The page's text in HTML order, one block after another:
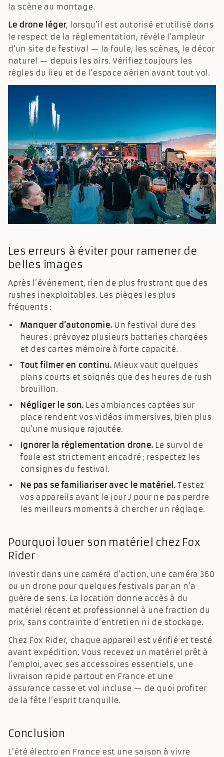
la scène au montage.
Le drone léger, lorsqu’il est autorisé et utilisé dans
le respect de la réglementation, révèle l’ampleur
d’un site de festival — la foule, les scènes, le décor
naturel — depuis les airs. Vérifiez toujours les
règles du lieu et de l’espace aérien avant tout vol.
Les erreurs à éviter pour ramener de
belles images
Après l’événement, rien de plus frustrant que des
rushes inexploitables. Les pièges les plus
fréquents :
Manquer d’autonomie. Un festival dure des
heures : prévoyez plusieurs batteries chargées
et des cartes mémoire à forte capacité.
Tout filmer en continu. Mieux vaut quelques
plans courts et soignés que des heures de rush
brouillon.
Négliger le son. Les ambiances captées sur
place rendent vos vidéos immersives, bien plus
qu’une musique rajoutée.
Ignorer la réglementation drone. Le survol de
foule est strictement encadré ; respectez les
consignes du festival.
Ne pas se familiariser avec le matériel. Testez
vos appareils avant le jour J pour ne pas perdre
les meilleurs moments à chercher un réglage.
Pourquoi louer son matériel chez Fox
Rider
Investir dans une caméra d’action, une caméra 360
ou un drone pour quelques festivals par an n’a
guère de sens. La location donne accès à du
matériel récent et professionnel à une fraction du
prix, sans contrainte d’entretien ni de stockage.
Chez Fox Rider, chaque appareil est vérifié et testé
avant expédition. Vous recevez un matériel prêt à
l’emploi, avec ses accessoires essentiels, une
livraison rapide partout en France et une
assurance casse et vol incluse — de quoi profiter
de la fête l’esprit tranquille.
Conclusion
L’été électro en France est une saison à vivre